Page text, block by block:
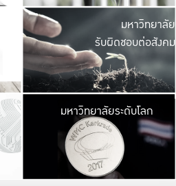
มหาวิ
ค
เปิดประ
และพบเรื่องราวใ
มหาวิทยาลัย
รับผิดชอบต่อสังคม
มหาวิ
เปลี่ยนแปลง แล
เพื่อทำง
ระบบสารสนเทศ
มหาวิทยาลัยระดับโลก